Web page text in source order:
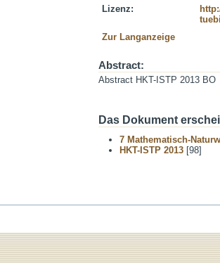
Lizenz:
Zur Langanzeige
Abstract:
Abstract HKT-ISTP 2013 BO
Das Dokument
7 Mathematisch-
HKT-ISTP 2013 [98]